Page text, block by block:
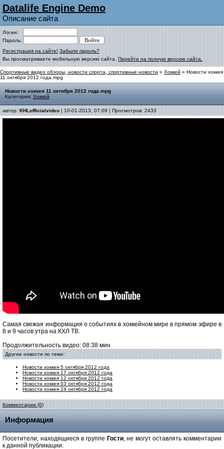
Datalife Engine Demo
Описание сайта
Логин:
Пароль:
Регистрация на сайте! Забыли пароль?
Вы просматриваете мобильную версию сайта. Перейти на полную версию сайта.
Спортивные видео обзоры, новости спорта, спортивные новости » Хоккей » Новости хоккея
11 октября 2012 года.mpg
Новости хоккея 11 октября 2012 года.mpg
Категория: Хоккей
автор: KHLofficialvideo | 10-01-2013, 07:09 | Просмотров: 2433
Самая свежая информация о событиях в хоккейном мире в прямом эфире в
8 и 9 часов утра на КХЛ ТВ.
Продолжительность видео: 08:38 мин
Другие новости по теме:
Новости хоккея 5 октября 2012 года
Новости хоккея 17 октября 2012 года
Новости хоккея 12 октября 2012 года
Новости хоккея 03 октября 2012 года
Новости хоккея 24 октября 2012 года
Комментарии (0)
Информация
Посетители, находящиеся в группе Гости, не могут оставлять комментарии
к данной публикации.